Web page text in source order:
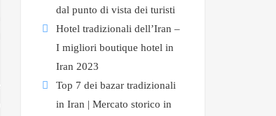
dal punto di vista dei turisti
Hotel tradizionali dell’Iran –
I migliori boutique hotel in
Iran 2023
Top 7 dei bazar tradizionali
in Iran | Mercato storico in